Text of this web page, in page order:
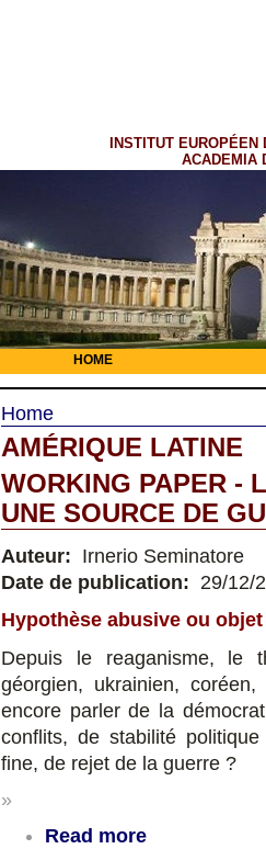
INSTITUT EUROPÉEN
ACADEMIA
HOME
Home
AMÉRIQUE LATINE
WORKING PAPER -
UNE SOURCE DE
Auteur: Irnerio Seminatore
Date de publication: 29/12/
Hypothèse abusive ou
Depuis le reaganisme, le
géorgien, ukrainien,
encore parler de la
conflits, de stabilité
fine, de rejet de la guerre ?
»
Read more